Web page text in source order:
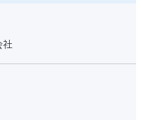
社